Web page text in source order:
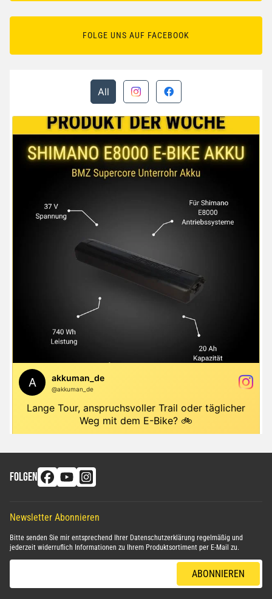
FOLGE UNS AUF FACEBOOK
FOLGEN
Newsletter Abonnieren
Bitte senden Sie mir entsprechend Ihrer Datenschutzerklärung regelmäßig und
jederzeit widerruflich Informationen zu Ihrem Produktsortiment per E-Mail zu.
ABONNIEREN